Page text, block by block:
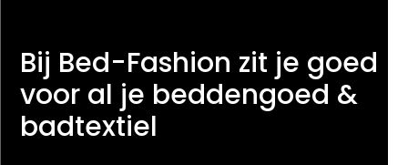
Bij Bed-Fashion zit je goed
voor al je beddengoed &
badtextiel